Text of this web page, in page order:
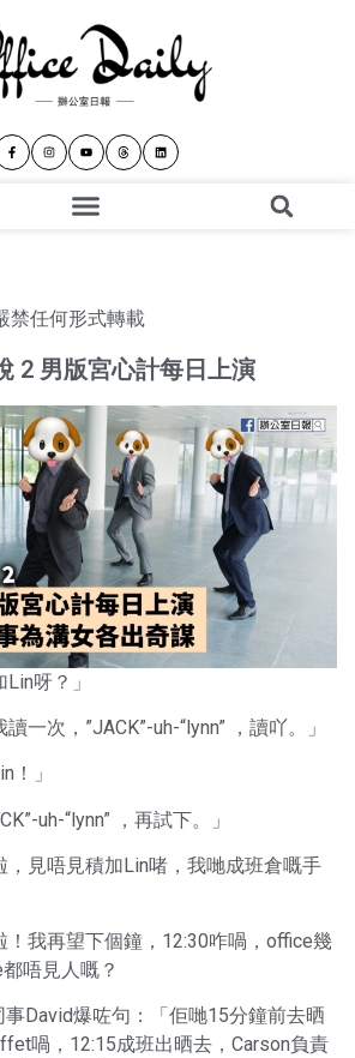
禁任何形式轉載
2 男版宮心計每日上演
呀？」
一次，”JACK”-uh-“lynn” ，讀吖。」
！」
uh-“lynn” ，再試下。」
，見唔見積加Lin啫，我哋成班倉嘅手
！我再望下個鐘，12:30咋喎，office幾
唔見人嘅？
David爆咗句：「佢哋15分鐘前去晒
喎，12:15成班出晒去，Carson負責